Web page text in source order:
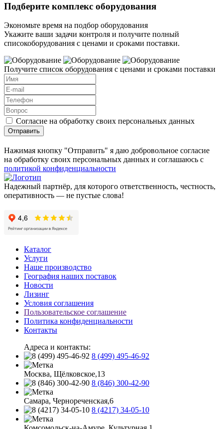
Подберите комплекс оборудования
Экономьте время на подбор оборудования
Укажите ваши задачи контроля и получите полный
списокоборудования с ценами и сроками поставки.
Получите список оборудования с ценами и сроками поставки
Согласие на обработку своих персональных данных
Отправить
Нажимая кнопку "Отправить" я даю добровольное согласие
на обработку своих персональных данных и соглашаюсь с
политикой конфиденциальности
Надежный партнёр, для которого ответственность, честность,
оперативность — не пустые слова!
Каталог
Услуги
Наше производство
География наших поставок
Новости
Лизинг
Условия соглашения
Пользовательское соглашение
Политика конфиденциальности
Контакты
Адреса и контакты:
8 (499) 495-46-92
Москва, Щёлковское,13
8 (846) 300-42-90
Самара, Чернореченская,6
8 (4217) 34-05-10